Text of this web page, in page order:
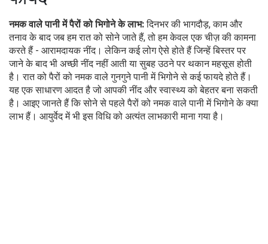
नमक वाले पानी में पैरों को भिगोने के लाभ:दिनभर की भागदौड़, काम और
तनाव के बाद जब हम रात को सोने जाते हैं, तो हम केवल एक चीज़ की कामना
करते हैं - आरामदायक नींद। लेकिन कई लोग ऐसे होते हैं जिन्हें बिस्तर पर
जाने के बाद भी अच्छी नींद नहीं आती या सुबह उठने पर थकान महसूस होती
है। रात को पैरों को नमक वाले गुनगुने पानी में भिगोने से कई फायदे होते हैं।
यह एक साधारण आदत है जो आपकी नींद और स्वास्थ्य को बेहतर बना सकती
है। आइए जानते हैं कि सोने से पहले पैरों को नमक वाले पानी में भिगोने के क्या
लाभ हैं। आयुर्वेद में भी इस विधि को अत्यंत लाभकारी माना गया है।